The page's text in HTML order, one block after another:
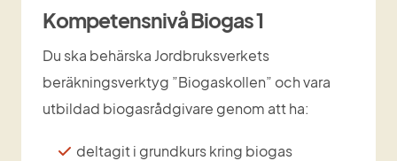
Kompetensnivå Biogas 1
Du ska behärska Jordbruksverkets
beräkningsverktyg ”Biogaskollen” och vara
utbildad biogasrådgivare genom att ha:
deltagit i grundkurs kring biogas